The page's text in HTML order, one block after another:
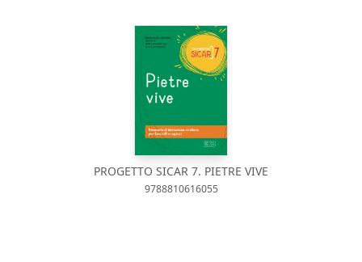
PROGETTO SICAR 7. PIETRE VIVE
9788810616055